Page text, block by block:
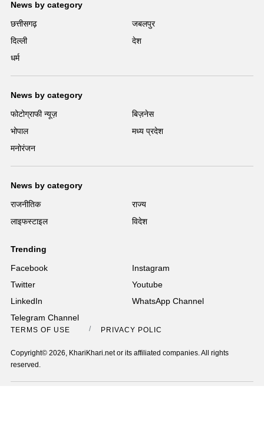
News by category
छत्तीसगढ़
जबलपुर
दिल्ली
देश
धर्म
News by category
फोटोग्राफी न्यूज़
बिज़नेस
भोपाल
मध्य प्रदेश
मनोरंजन
News by category
राजनीतिक
राज्य
लाइफस्टाइल
विदेश
Trending
Facebook
Instagram
Twitter
Youtube
LinkedIn
WhatsApp Channel
Telegram Channel
TERMS OF USE PRIVACY POLICY
Copyright© 2026, KhariKhari.net or its affiliated companies. All rights
reserved.